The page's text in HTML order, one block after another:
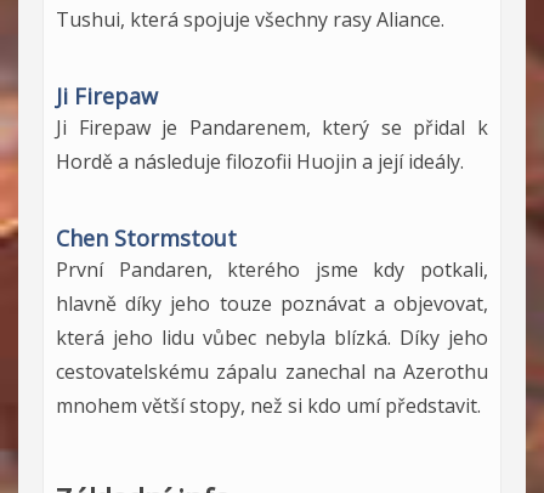
Tushui, která spojuje všechny rasy Aliance.
Ji Firepaw
Ji Firepaw je Pandarenem, který se přidal k
Hordě a následuje filozofii Huojin a její ideály.
Chen Stormstout
První Pandaren, kterého jsme kdy potkali,
hlavně díky jeho touze poznávat a objevovat,
která jeho lidu vůbec nebyla blízká. Díky jeho
cestovatelskému zápalu zanechal na Azerothu
mnohem větší stopy, než si kdo umí představit.